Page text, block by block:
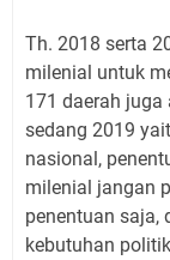
Th. 2018 serta
milenial untuk
171 daerah
sedang 2019
nasional,
milenial jangan
penentuan saja,
kebutuhan